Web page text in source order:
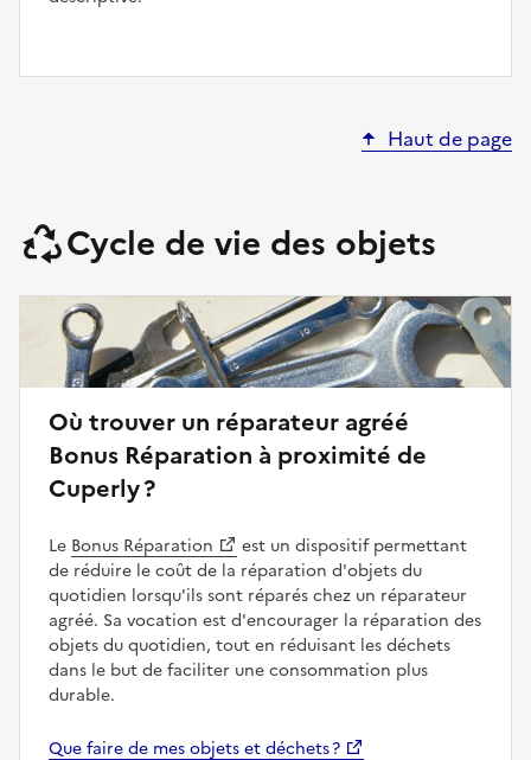
Haut de page
Cycle de vie des objets
Où trouver un réparateur agréé
Bonus Réparation à proximité de
Cuperly ?
Le Bonus Réparation
est un dispositif permettant
de réduire le coût de la réparation d'objets du
quotidien lorsqu'ils sont réparés chez un réparateur
agréé. Sa vocation est d'encourager la réparation des
objets du quotidien, tout en réduisant les déchets
dans le but de faciliter une consommation plus
durable.
Que faire de mes objets et déchets ?